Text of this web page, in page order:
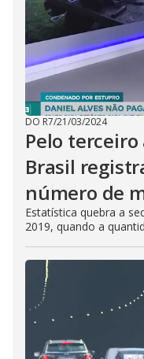
DO R7/21/03/2024
Pelo
Brasil
número de
Estatística quebra a
2019, quando a